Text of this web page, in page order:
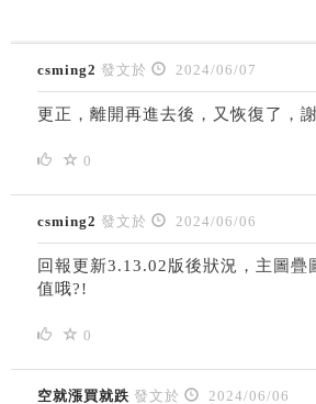
csming2 發文於 2024/06/07
更正，離開再進去後，又恢復了，
0
csming2 發文於 2024/06/06
回報更新3.13.02版後狀況，主圖疊
值哦?!
0
空就漲買就跌 發文於 2024/06/06